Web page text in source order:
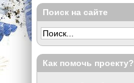
Поиск на сайте
Как помочь проекту?